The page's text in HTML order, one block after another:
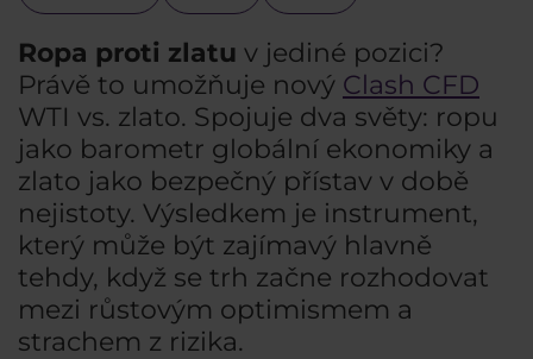
Ropa proti zlatu v jediné pozici?
Právě to umožňuje nový Clash CFD
WTI vs. zlato. Spojuje dva světy: ropu
jako barometr globální ekonomiky a
zlato jako bezpečný přístav v době
nejistoty. Výsledkem je instrument,
který může být zajímavý hlavně
tehdy, když se trh začne rozhodovat
mezi růstovým optimismem a
strachem z rizika.